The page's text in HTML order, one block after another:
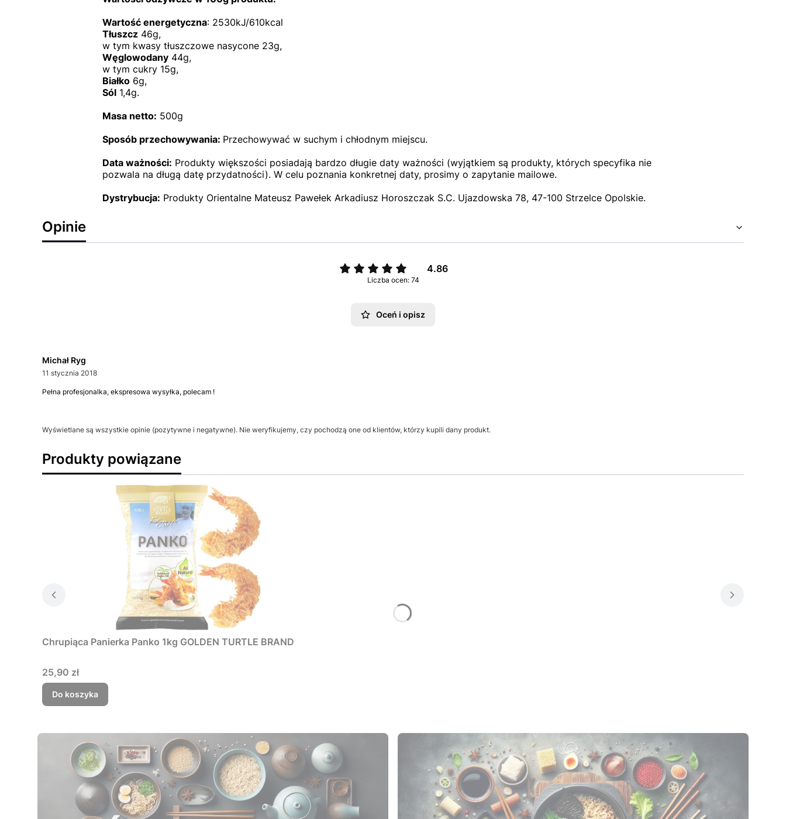
Wartość energetyczna: 2530kJ/610kcal
Tłuszcz46g,
w tym kwasy tłuszczowe nasycone 23g,
Węglowodany44g,
w tym cukry 15g,
Białko6g,
Sól1,4g.
Masa netto: 500g
Sposób przechowywania: Przechowywać w suchym i chłodnym miejscu.
Data ważności: Produkty większości posiadają bardzo długie daty ważności (wyjątkiem są produkty, których specyfika nie
pozwala na długą datę przydatności). W celu poznania konkretnej daty, prosimy o zapytanie mailowe.
Dystrybucja: Produkty Orientalne Mateusz Pawełek Arkadiusz Horoszczak S.C. Ujazdowska 78, 47-100 Strzelce Opolskie.
Opinie
4.86
Liczba ocen: 74
Oceń i opisz
Michał Ryg
11 stycznia 2018
Pełna profesjonalka, ekspresowa wysyłka, polecam !
Wyświetlane są wszystkie opinie (pozytywne i negatywne). Nie weryfikujemy, czy pochodzą one od klientów, którzy kupili dany produkt.
Produkty powiązane
Chrupiąca Panierka Panko 1kg GOLDEN TURTLE BRAND
Cena
25,90 zł
Do koszyka